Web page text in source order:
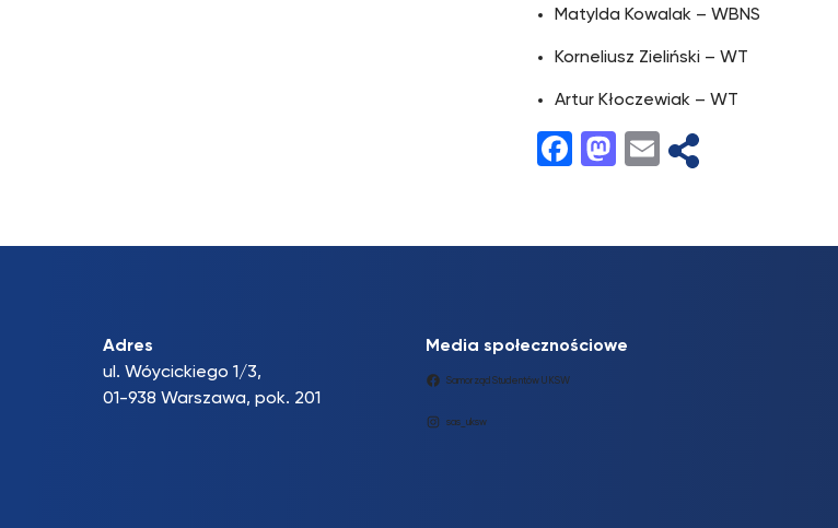
Matylda Kowalak – WBNS
Korneliusz Zieliński – WT
Artur Kłoczewiak – WT
Facebook
Mastodon
Email
Adres
ul. Wóycickiego 1/3,
01-938 Warszawa, pok. 201
Media społecznościowe
Samorząd Studentów UKSW
sas_uksw